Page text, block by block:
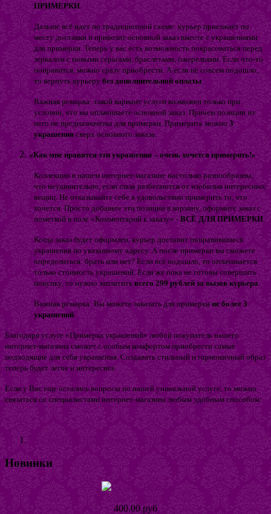
ПРИМЕРКИ
Дальше всё идет по традиционной схеме: курьер приезжает по
месту доставки и привозит основной заказ вместе с украшениями
для примерки. Теперь у вас есть возможность покрасоваться перед
зеркалом с новыми серьгами, браслетами, ожерельями. Если что-то
понравится, можно сразу приобрести. А если не совсем подошло,
то вернуть курьеру без дополнительной оплаты
Важная ремарка: такой вариант услуги возможен только при
условии, что вы оплачиваете основной заказ. Причем позиции из
него не предназначены для примерки. Примерить можно 3
украшения сверх основного заказа.
«Как мне нравятся эти украшения – очень хочется примерить!»
Коллекции в нашем интернет-магазине настолько разнообразны,
что неудивительно, если глаза разбегаются от изобилия интересных
вещиц. Не отказывайте себе в удовольствии примерить то, что
хочется. Просто добавьте эти позиции в корзину, оформите заказ с
пометкой в поле «Комментарий к заказу» - ВСЁ ДЛЯ ПРИМЕРКИ
Когда заказ будет оформлен, курьер доставит понравившиеся
украшения по указанному адресу. А после примерки вы сможете
определиться: брать или нет? Если всё подошло, то оплачивается
только стоимость украшений. Если же пока не готовы совершить
покупку, то нужно заплатить всего 299 рублей за вызов курьера
Важная ремарка: Вы можете заказать для примерки не более 3
украшений
Благодаря услуге «Примерка украшений» любой покупатель нашего
интернет-магазина сможет с особым комфортом приобрести самые
подходящие для себя украшения. Создавать стильный и гармоничный образ
теперь будет легче и интереснее.
Если у Вас еще остались вопросы по нашей уникальной услуге, то можно
связаться со специалистами интернет-магазина любым удобным способом:
Новинки
400.00 руб